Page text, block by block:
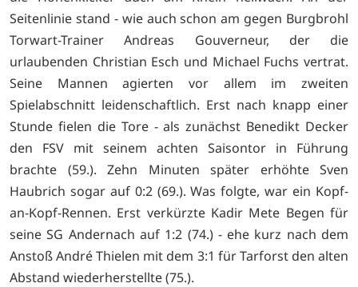
Seitenlinie stand - wie auch schon am gegen Burgbrohl
Torwart-Trainer Andreas Gouverneur, der die
urlaubenden Christian Esch und Michael Fuchs vertrat.
Seine Mannen agierten vor allem im zweiten
Spielabschnitt leidenschaftlich. Erst nach knapp einer
Stunde fielen die Tore - als zunächst Benedikt Decker
den FSV mit seinem achten Saisontor in Führung
brachte (59.). Zehn Minuten später erhöhte Sven
Haubrich sogar auf 0:2 (69.). Was folgte, war ein Kopf-
an-Kopf-Rennen. Erst verkürzte Kadir Mete Begen für
seine SG Andernach auf 1:2 (74.) - ehe kurz nach dem
Anstoß André Thielen mit dem 3:1 für Tarforst den alten
Abstand wiederherstellte (75.).